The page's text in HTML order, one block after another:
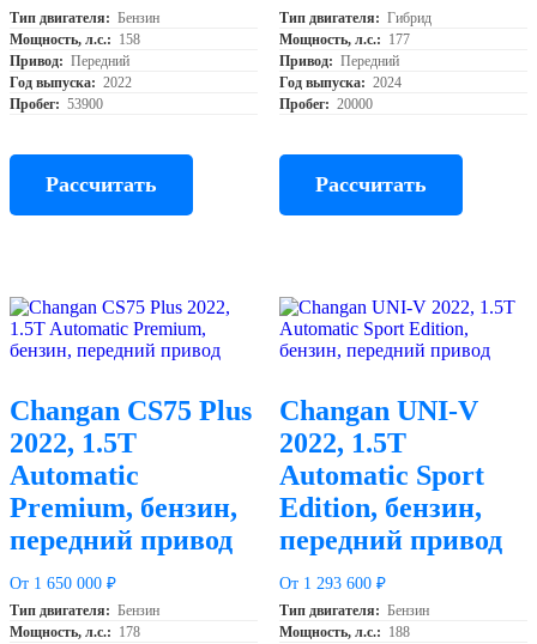
Тип двигателя: Бензин
Мощность, л.с.: 158
Привод: Передний
Год выпуска: 2022
Пробег: 53900
Рассчитать
Тип двигателя: Гибрид
Мощность, л.с.: 177
Привод: Передний
Год выпуска: 2024
Пробег: 20000
Рассчитать
Changan CS75 Plus
2022, 1.5T
Automatic
Premium, бензин,
передний привод
От 1 650 000 ₽
Тип двигателя: Бензин
Мощность, л.с.: 178
Changan UNI-V
2022, 1.5T
Automatic Sport
Edition, бензин,
передний привод
От 1 293 600 ₽
Тип двигателя: Бензин
Мощность, л.с.: 188